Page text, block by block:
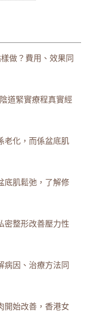
做？費用、效果同
道緊實療程真實經
老化，而係盆底肌
底肌鬆弛，了解修
密整形改善壓力性
病因、治療方法同
開始改善，香港女